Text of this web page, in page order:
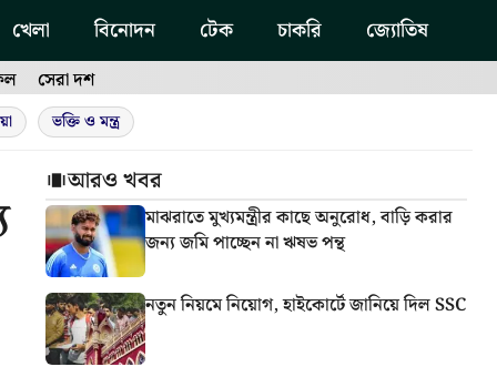
খেলা বিনোদন টেক চাকরি জ্যোতিষ
সেরা দশ
ভক্তি ও মন্ত্র
আরও খবর
মাঝরাতে মুখ্যমন্ত্রীর কাছে অনুরোধ, বাড়ি করার
জন্য জমি পাচ্ছেন না ঋষভ পন্থ
নতুন নিয়মে নিয়োগ, হাইকোর্টে জানিয়ে দিল SSC